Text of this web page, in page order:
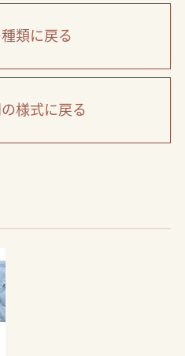
類に戻る
様式に戻る